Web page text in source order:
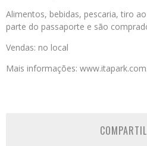
Alimentos, bebidas, pescaria, tiro
parte do passaporte e são
Vendas: no local
Mais informações: